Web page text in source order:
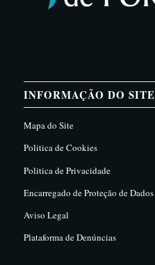
INFORMAÇÃO DO SITE
Mapa do Site
Politica de Cookies
Politica de Privacidade
Encarregado de Proteção de Dados
Aviso Legal
Plataforma de Denúncias